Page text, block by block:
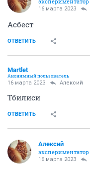
16 марта 2023
Асбест
ОТВЕТИТЬ
Мartlet
Анонимный пользователь
16 марта 2023 Алексий
Тбилиси
ОТВЕТИТЬ
Алексий
экспериментатор
16 марта 2023